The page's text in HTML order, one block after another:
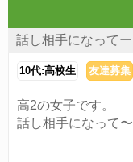
話し相手になってー
10代:高校生 友達募集
高2の女子です。
話し相手になって〜